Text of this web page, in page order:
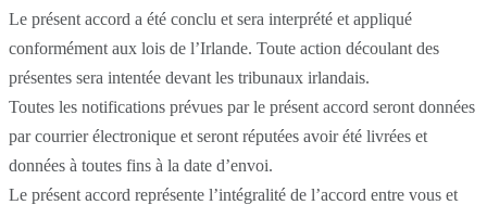
Le présent accord a été conclu et sera interprété et appliqué
conformément aux lois de l’Irlande. Toute action découlant des
présentes sera intentée devant les tribunaux irlandais.
Toutes les notifications prévues par le présent accord seront données
par courrier électronique et seront réputées avoir été livrées et
données à toutes fins à la date d’envoi.
Le présent accord représente l’intégralité de l’accord entre vous et